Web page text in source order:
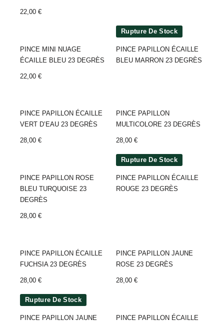
22,00 €
PINCE MINI NUAGE
ÉCAILLE BLEU 23 DEGRÈS
22,00 €
Rupture De Stock
PINCE PAPILLON ÉCAILLE
BLEU MARRON 23 DEGRÈS
PINCE PAPILLON ÉCAILLE
VERT D’EAU 23 DEGRÈS
28,00 €
PINCE PAPILLON
MULTICOLORE 23 DEGRÈS
28,00 €
PINCE PAPILLON ROSE
BLEU TURQUOISE 23
DEGRÈS
28,00 €
Rupture De Stock
PINCE PAPILLON ÉCAILLE
ROUGE 23 DEGRÈS
PINCE PAPILLON ÉCAILLE
FUCHSIA 23 DEGRÈS
28,00 €
PINCE PAPILLON JAUNE
ROSE 23 DEGRÈS
28,00 €
Rupture De Stock
PINCE PAPILLON JAUNE
PINCE PAPILLON ÉCAILLE